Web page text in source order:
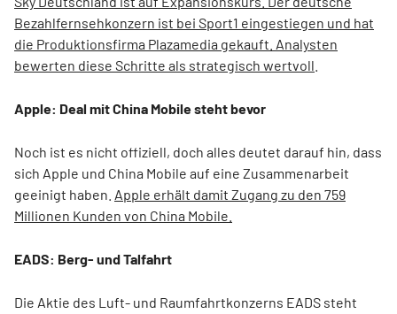
Bezahlfernsehkonzern ist bei Sport1 eingestiegen und hat
die Produktionsfirma Plazamedia gekauft. Analysten
bewerten diese Schritte als strategisch wertvoll
Apple: Deal mit China Mobile steht bevor
Noch ist es nicht offiziell, doch alles deutet darauf hin, dass
sich Apple und China Mobile auf eine Zusammenarbeit
geeinigt haben. Apple erhält damit Zugang zu den 759
Millionen Kunden von China Mobile.
EADS: Berg- und Talfahrt
Die Aktie des Luft- und Raumfahrtkonzerns EADS steht